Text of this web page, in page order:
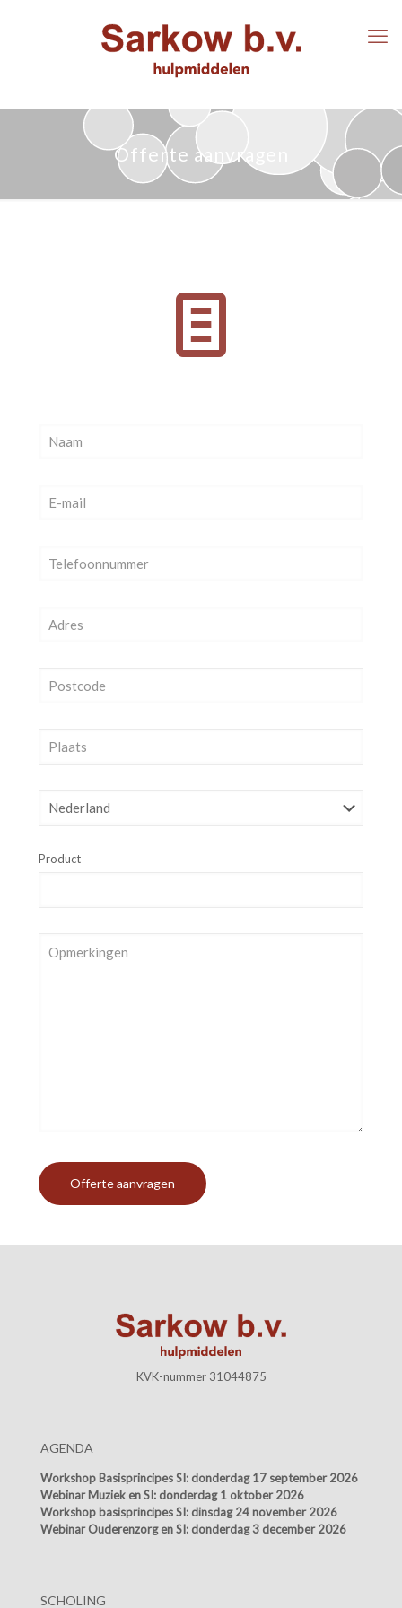
Offerte aanvragen
Product
KVK-nummer 31044875
AGENDA
Workshop Basisprincipes SI: donderdag 17 september 2026
Webinar Muziek en SI: donderdag 1 oktober 2026
Workshop basisprincipes SI: dinsdag 24 november 2026
Webinar Ouderenzorg en SI: donderdag 3 december 2026
SCHOLING